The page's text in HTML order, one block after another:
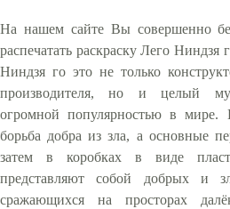
На нашем сайте Вы совершенно
распечатать раскраску Лего Ниндзя
Ниндзя го это не только
производителя, но и целый
огромной популярностью в мире.
борьба добра из зла, а основные
затем в коробках в виде
представляют собой добрых и
сражающихся на просторах